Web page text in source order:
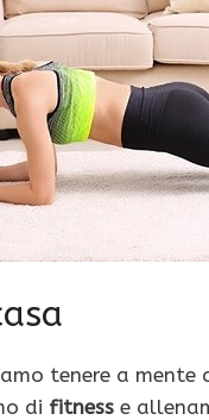
tenere a mente
di fitness e